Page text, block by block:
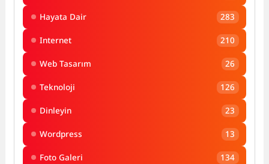
Hayata Dair 283
Internet 210
Web Tasarım 26
Teknoloji 126
Dinleyin 23
Wordpress 13
Foto Galeri 134